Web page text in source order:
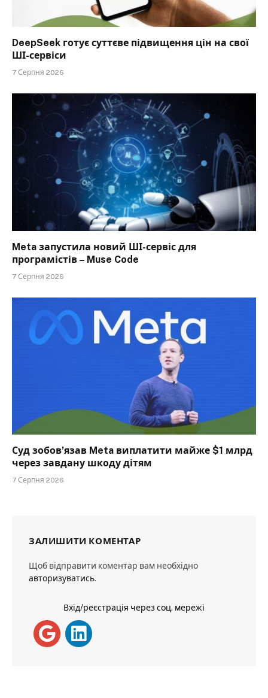
DeepSeek готує суттєве підвищення цін на свої
ШІ-сервіси
7 Серпня 2026
Meta запустила новий ШІ-сервіс для
програмістів – Muse Code
7 Серпня 2026
Суд зобов’язав Meta виплатити майже $1 млрд
через завдану шкоду дітям
7 Серпня 2026
ЗАЛИШИТИ КОМЕНТАР
Щоб відправити коментар вам необхідно
авторизуватись.
Вхід/реєстрація через соц. мережі